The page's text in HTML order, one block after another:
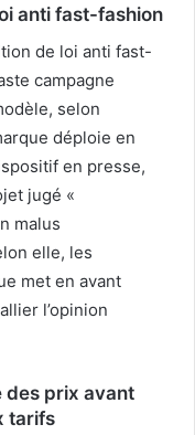
anti fast-fashion
de loi anti fast-
campagne
selon
déploie en
en presse,
jugé «
malus
elle, les
met en avant
l’opinion
des prix avant
tarifs